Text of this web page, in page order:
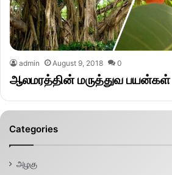
admin August 9, 2018 0
ஆலமரத்தின் மருத்துவ பயன்கள்
Categories
அழகு